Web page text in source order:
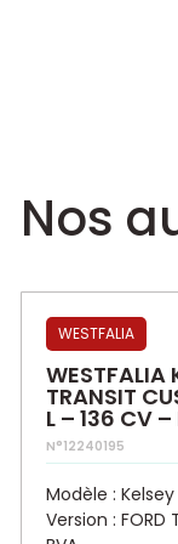
Nos
WESTFALIA
WESTFALIA
TRANSIT
L – 136 CV
N°12240195
Modèle : Kelsey
Version : FORD